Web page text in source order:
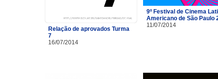
Relação de aprovados Turma
7
16/07/2014
9º Festival de Cinema
Americano de São Paulo
11/07/2014